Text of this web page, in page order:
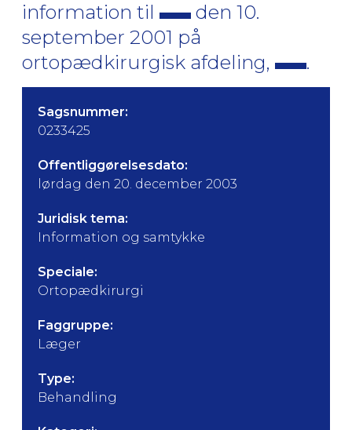
information til
den 10.
september 2001 på
ortopædkirurgisk afdeling,
.
Sagsnummer:
0233425
Offentliggørelsesdato:
lørdag den 20. december 2003
Juridisk tema:
Information og samtykke
Speciale:
Ortopædkirurgi
Faggruppe:
Læger
Type:
Behandling